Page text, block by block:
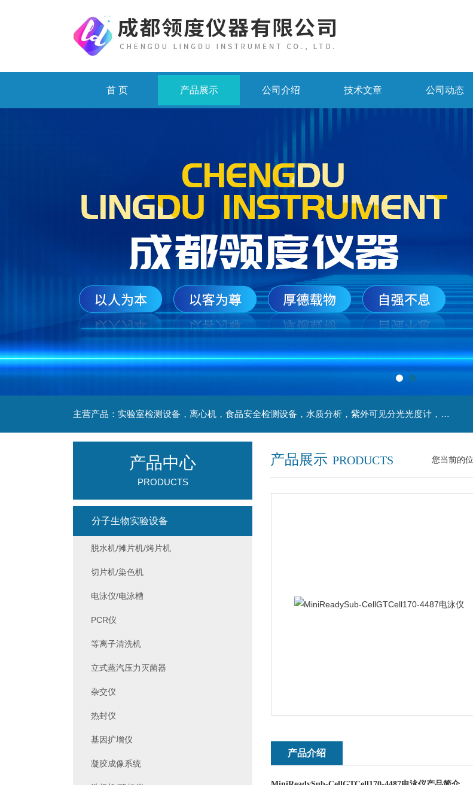
首 页 产品展示 公司介绍 技术文章 公司动态
主营产品：实验室检测设备，离心机，食品安全检测设备，水质分析，紫外可见分光光度计，液氮罐，万分之一天平，离心机生物实验室工程，移液器
产品展示 PRODUCTS 您当前的位
产品介绍
产品中心
PRODUCTS
分子生物实验设备
脱水机/摊片机/烤片机
切片机/染色机
电泳仪/电泳槽
PCR仪
等离子清洗机
立式蒸汽压力灭菌器
杂交仪
热封仪
基因扩增仪
凝胶成像系统